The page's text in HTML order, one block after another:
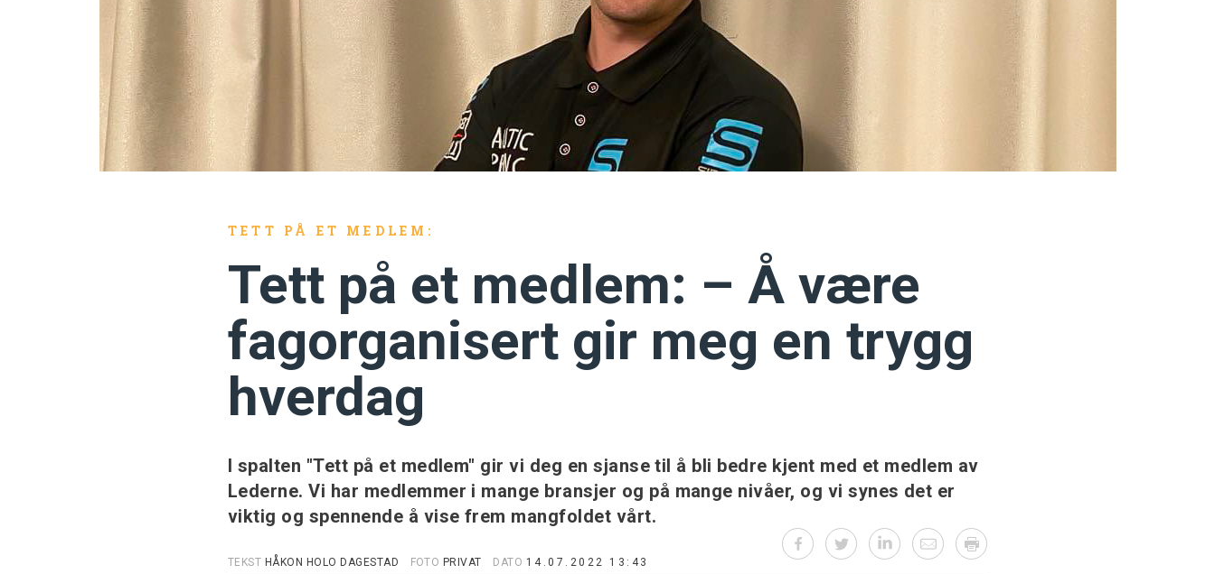
TETT PÅ ET MEDLEM:
Tett på et medlem: – Å være
fagorganisert gir meg en trygg
hverdag
I spalten "Tett på et medlem" gir vi deg en sjanse til å bli bedre kjent med et medlem av
Lederne. Vi har medlemmer i mange bransjer og på mange nivåer, og vi synes det er
viktig og spennende å vise frem mangfoldet vårt.
TEKST HÅKON HOLO DAGESTAD FOTO PRIVAT DATO 14.07.2022 13:43